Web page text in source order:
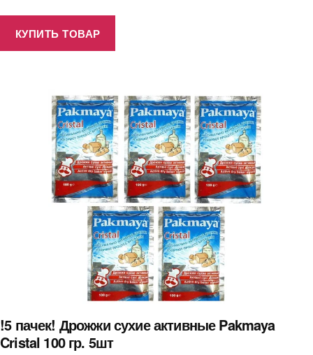
КУПИТЬ ТОВАР
!5 пачек! Дрожжи сухие активные Pakmaya
Cristal 100 гр. 5шт